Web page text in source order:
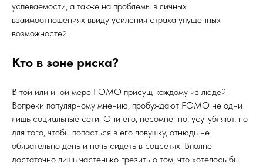
успеваемости, а также на проблемы в личных
взаимоотношениях ввиду усиления страха упущенных
возможностей.
Кто в зоне риска?
В той или иной мере FOMO присущ каждому из людей.
Вопреки популярному мнению, пробуждают FOMO не одни
лишь социальные сети. Они его, несомненно, усугубляют, но
для того, чтобы попасться в его ловушку, отнюдь не
обязательно день и ночь сидеть в соцсетях. Вполне
достаточно лишь частенько грезить о том, что хотелось бы